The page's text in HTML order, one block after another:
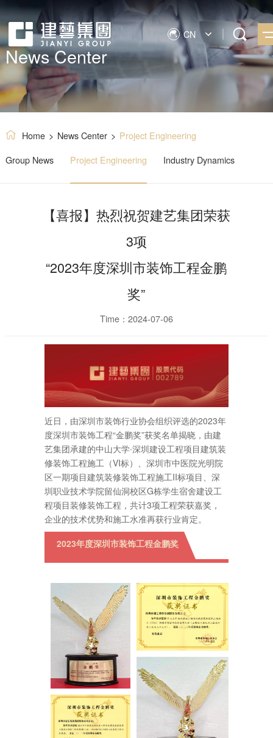
CN
News Center
Group News Project Engineering Industry Dynamics
Home > News Center > Project Engineering
【喜报】热烈祝贺建艺集团荣获
3项
“2023年度深圳市装饰工程金鹏
奖”
Time：2024-07-06
近日，由深圳市装饰行业协会组织评选的2023年
度深圳市装饰工程“金鹏奖”获奖名单揭晓，由建
艺集团承建的中山大学∙深圳建设工程项目建筑装
修装饰工程施工（VI标）、深圳市中医院光明院
区一期项目建筑装修装饰工程施工II标项目、深
圳职业技术学院留仙洞校区G栋学生宿舍建设工
程项目装修装饰工程，共计3项工程荣获嘉奖，
企业的技术优势和施工水准再获行业肯定。
2023年度深圳市装饰工程金鹏奖